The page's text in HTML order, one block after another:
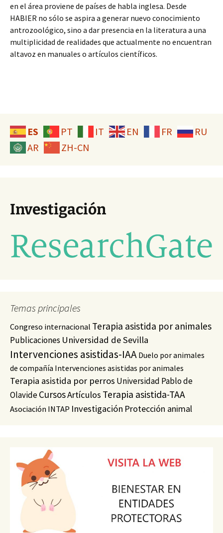
en el área proviene de países de habla inglesa. Desde
HABIER no sólo se aspira a generar nuevo conocimiento
antrozoológico, sino a dar presencia en la literatura a una
multiplicidad de realidades que actualmente no encuentran
altavoz en manuales o artículos científicos.
ES PT IT EN FR
RU
AR
ZH-CN
Investigación
Temas principales
Congreso internacional Terapia asistida por animales
Publicaciones Universidad de Sevilla
Intervenciones asistidas-IAA Duelo por animales
de compañía Intervenciones asistidas por animales
Terapia asistida por perros Universidad Pablo de
OlavideCursosArtículos Terapia asistida-TAA
Asociación INTAP Investigación Protección animal